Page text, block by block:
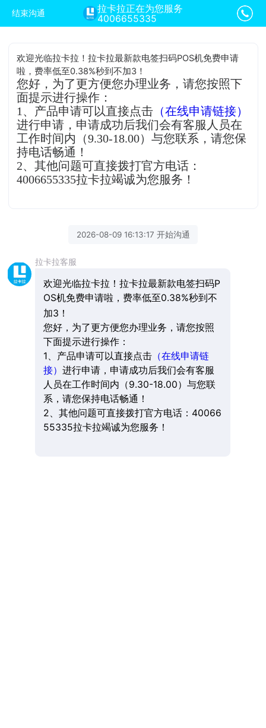
结束沟通
拉卡拉正在为您服务
4006655335
欢迎光临拉卡拉！拉卡拉最新款电签扫码POS机免费申请
啦，费率低至0.38%秒到不加3！
您好，为了更方便您办理业务，请您按照下
面提示进行操作：
1、产品申请可以直接点击 （在线申请链接）
进行申请，申请成功后我们会有客服人员在
工作时间内（9.30-18.00）与您联系，请您保
持电话畅通！
2、其他问题可直接拨打官方电话：
4006655335拉卡拉竭诚为您服务！
2026-08-09 16:13:17 开始沟通
拉卡拉客服
欢迎光临拉卡拉！拉卡拉最新款电签扫码P
OS机免费申请啦，费率低至0.38%秒到不
加3！
您好，为了更方便您办理业务，请您按照
下面提示进行操作：
1、产品申请可以直接点击（在线申请链
接） 进行申请，申请成功后我们会有客服
人员在工作时间内（9.30-18.00）与您联
系，请您保持电话畅通！
2、其他问题可直接拨打官方电话：40066
55335拉卡拉竭诚为您服务！